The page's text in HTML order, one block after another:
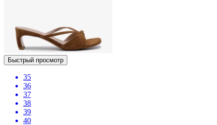
Быстрый просмотр
35
36
37
38
39
40